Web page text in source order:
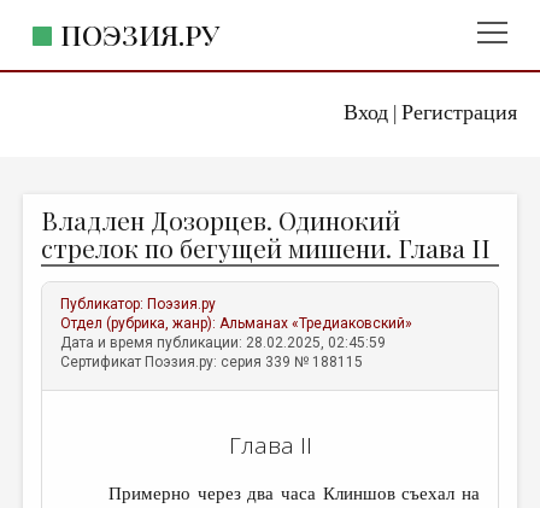
Вход| Регистрация
ПОЭЗИЯ.РУ
ЖАНРЫ
АВТОРЫ
КОММЕНТАРИИ
ЛИТСАЛОН
ОТДЕЛЫ И РУБРИКИ
Владлен Дозорцев. Одинокий
стрелок по бегущей мишени. Глава II
Публикатор: Поэзия.ру
Отдел (рубрика, жанр):Альманах «Тредиаковский»
Дата и время публикации: 28.02.2025, 02:45:59
Сертификат Поэзия.ру: серия 339 № 188115
Глава II
Примерно через два часа Клиншов съехал на